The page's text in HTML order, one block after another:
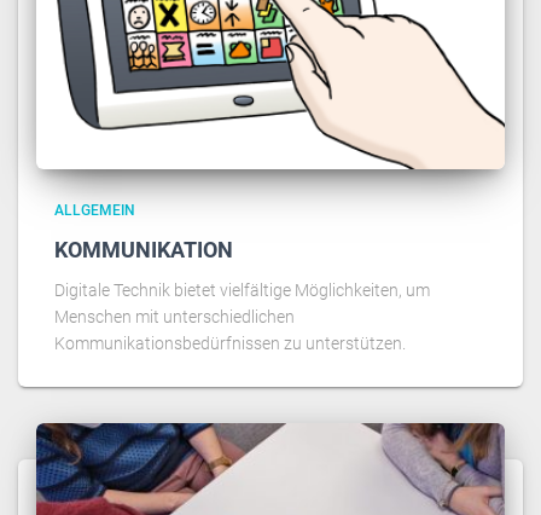
ALLGEMEIN
KOMMUNIKATION
Digitale Technik bietet vielfältige Möglichkeiten, um
Menschen mit unterschiedlichen
Kommunikationsbedürfnissen zu unterstützen.